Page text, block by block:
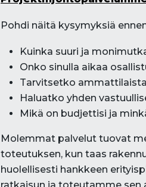
Pohdi näitä kysymyksiä
Kuinka suuri ja
Onko sinulla aikaa
Tarvitsetko
Haluatko yhden
Mikä on budjettisi ja
Molemmat palvelut tuovat
toteutuksen, kun taas
huolellisesti hankkeen